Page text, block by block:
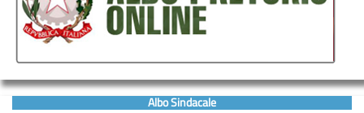
Albo Sindacale